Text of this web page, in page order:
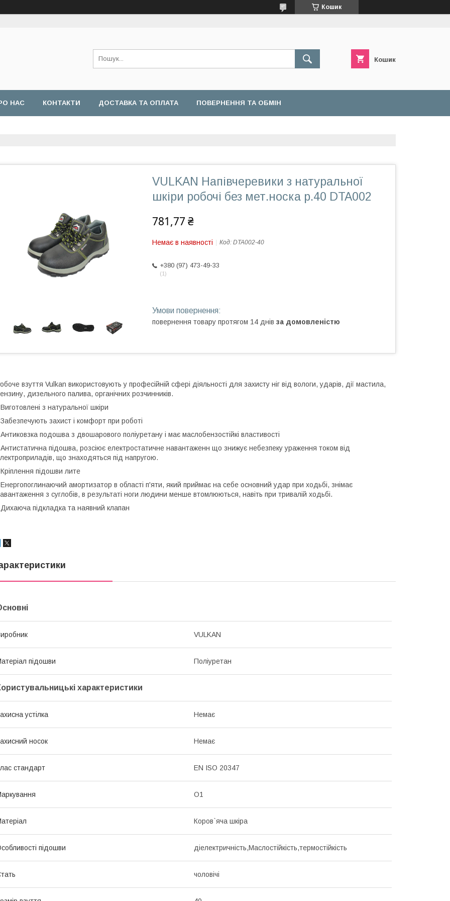
Кошик
Кошик
НАС КОНТАКТИ ДОСТАВКА ТА ОПЛАТА ПОВЕРНЕННЯ ТА ОБМІН
VULKAN Напівчеревики з натуральної
шкіри робочі без мет.носка р.40 DTA002
781,77 ₴
Немає в наявності Код: DTA002-40
+380 (97) 473-49-33
1
повернення товару протягом 14 днів за домовленістю
взуття Vulkan використовують у професійній сфері діяльності для захисту ніг від вологи, ударів, дії мастила,
дизельного палива, органічних розчинників.
з натуральної шкіри
захист і комфорт при роботі
подошва з двошарового поліуретану і має маслобензостійкі властивості
підошва, розсіює електростатичне навантаженн що знижує небезпеку ураження током від
що знаходяться під напругою.
підошви лите
амортизатор в області п'яти, який приймає на себе основний удар при ходьбі, знімає
з суглобів, в результаті ноги людини менше втомлюються, навіть при тривалій ходьбі.
підкладка та наявний клапан
VULKAN
підошви Поліуретан
характеристики
устілка Немає
носок Немає
стандарт EN ISO 20347
O1
Коров`яча шкіра
підошви діелектричність,Маслостійкість,термостійкість
чоловічі